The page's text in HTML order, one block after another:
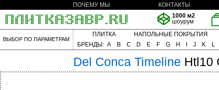
ПОЧЕМУ МЫ
КОНТАКТЫ
1000 м2
шоурум
ВЫБОР ПО ПАРАМЕТРАМ
ПЛИТКА
НАПОЛЬНЫЕ ПОКРЫТИЯ
БРЕНДЫ: A B C D E F G H J K L
Del Conca Timeline Htl10